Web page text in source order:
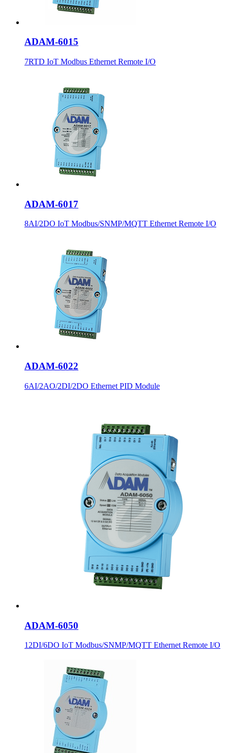
ADAM-6015
7RTD IoT Modbus Ethernet Remote I/O
ADAM-6017
8AI/2DO IoT Modbus/SNMP/MQTT Ethernet Remote I/O
ADAM-6022
6AI/2AO/2DI/2DO Ethernet PID Module
ADAM-6050
12DI/6DO IoT Modbus/SNMP/MQTT Ethernet Remote I/O